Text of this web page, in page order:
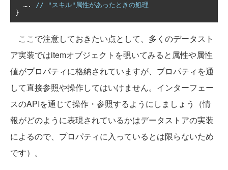
….
// "スキル"属性があったときの処理
}
ここで注意しておきたい点として、多くのデータスト
ア実装ではitemオブジェクトを覗いてみると属性や属性
値がプロパティに格納されていますが、プロパティを通
して直接参照や操作してはいけません。インターフェー
スのAPIを通じて操作・参照するようにしましょう（情
報がどのように表現されているかはデータストアの実装
によるので、プロパティに入っているとは限らないため
です）。